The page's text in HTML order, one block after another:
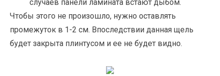
случаев панели ламината встают дыбом.
Чтобы этого не произошло, нужно оставлять
промежуток в 1-2 см. Впоследствии данная щель
будет закрыта плинтусом и ее не будет видно.